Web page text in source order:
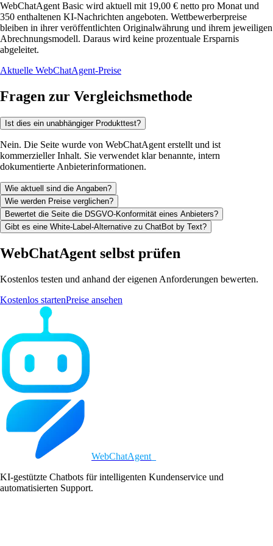
WebChatAgent Basic wird aktuell mit 19,00 € netto pro Monat und
350 enthaltenen KI-Nachrichten angeboten. Wettbewerberpreise
bleiben in ihrer veröffentlichten Originalwährung und ihrem jeweiligen
Abrechnungsmodell. Daraus wird keine prozentuale Ersparnis
abgeleitet.
Aktuelle WebChatAgent-Preise
Fragen zur Vergleichsmethode
Ist dies ein unabhängiger Produkttest?
Nein. Die Seite wurde von WebChatAgent erstellt und ist
kommerzieller Inhalt. Sie verwendet klar benannte, intern
dokumentierte Anbieterinformationen.
Wie aktuell sind die Angaben?
Wie werden Preise verglichen?
Bewertet die Seite die DSGVO-Konformität eines Anbieters?
Gibt es eine White-Label-Alternative zu ChatBot by Text?
WebChatAgent selbst prüfen
Kostenlos testen und anhand der eigenen Anforderungen bewerten.
Kostenlos startenPreise ansehen
WebChatAgent
KI-gestützte Chatbots für intelligenten Kundenservice und
automatisierten Support.